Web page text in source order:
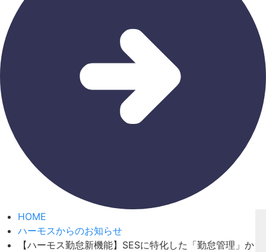
HOME
ハーモスからのお知らせ
【ハーモス勤怠新機能】SESに特化した「勤怠管理」か